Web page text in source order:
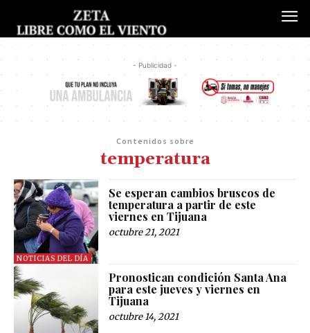
- Publicidad -
Contenidos sobre
temperatura
NOTICIAS DEL DÍA
Se esperan cambios bruscos de
temperatura a partir de este
viernes en Tijuana
octubre 21, 2021
Pronostican condición Santa Ana
para este jueves y viernes en
Tijuana
octubre 14, 2021